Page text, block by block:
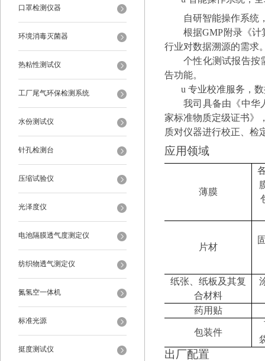
口罩检测仪器
环境消毒灭菌器
热粘性测试仪
工厂尾气环保检测系统
水份测试仪
针孔检测台
压缩试验仪
光泽度仪
电池隔膜透气度测定仪
纺织物透气测定仪
氮氢空一体机
标准光源
挺度测试仪
自研智能操作系统
根据GMP附录《
行业对数据溯源的需求
个性化测试报告按
告功能。
u 专业校准服务，
我司具备由《中华
家标准物质定级证书》
质对仪器进行校正、检
应用领域
薄膜
片材
纸张、纸板及其复
合材料
药用贴
包装件
出厂配置